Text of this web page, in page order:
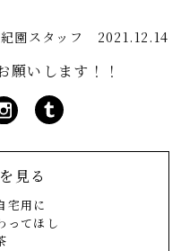
園スタッフ 2021.12.14
願いします！！
見る
宅用に
ってほし